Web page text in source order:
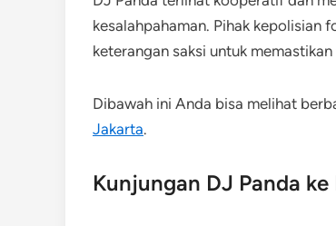
kesalahpahaman. Pihak kepolisian
keterangan saksi untuk
Dibawah ini Anda bisa melihat
Jakarta.
Kunjungan DJ Panda